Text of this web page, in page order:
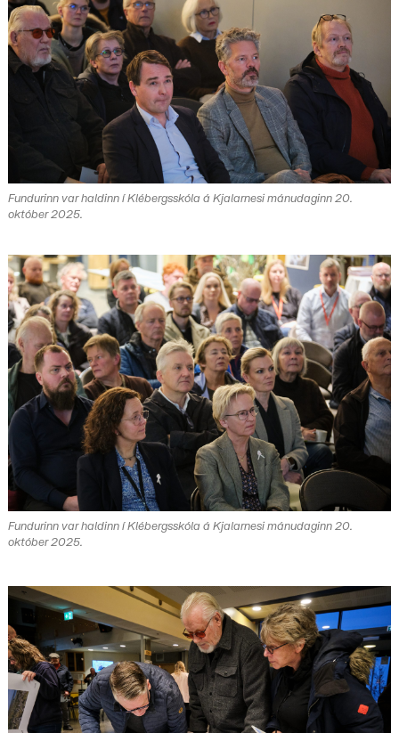
Fundurinn var haldinn í Klébergsskóla á Kjalarnesi mánudaginn 20.
október 2025.
Fundurinn var haldinn í Klébergsskóla á Kjalarnesi mánudaginn 20.
október 2025.